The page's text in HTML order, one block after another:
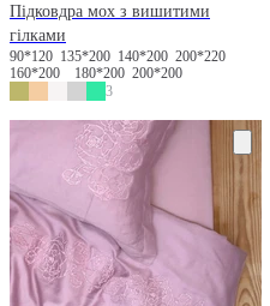
Підковдра мох з вишитими
гілками
90*120 135*200 140*200 200*220
160*200
180*200 200*200
3